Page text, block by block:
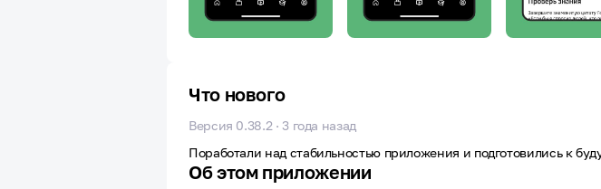
Что нового
Версия 0.38.2 · 3 года назад
Поработали над стабильностью приложения и подготовились к
Об этом приложении